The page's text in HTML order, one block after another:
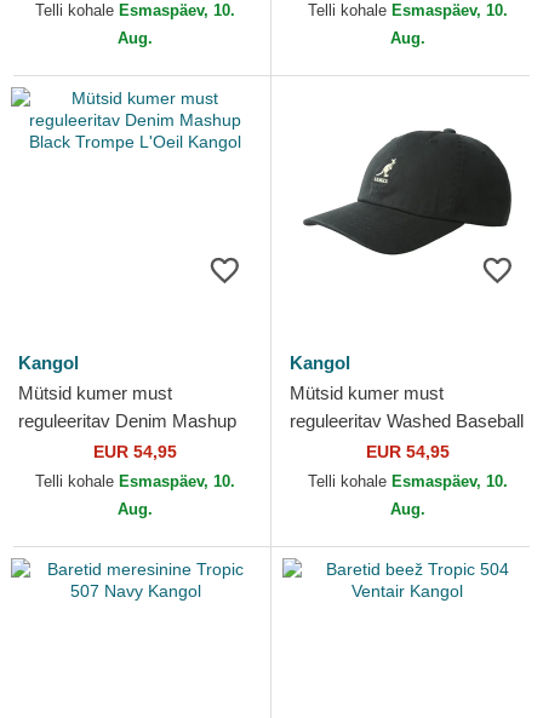
Telli kohale Esmaspäev, 10.
Aug.
Telli kohale Esmaspäev, 10.
Aug.
Kangol
Mütsid kumer must
reguleeritav Denim Mashup
Black Trompe L'Oeil Kangol
EUR 54,95
Telli kohale Esmaspäev, 10.
Aug.
Kangol
Mütsid kumer must
reguleeritav Washed Baseball
Black KangolEUR 54,95
Telli kohale Esmaspäev, 10.
Aug.